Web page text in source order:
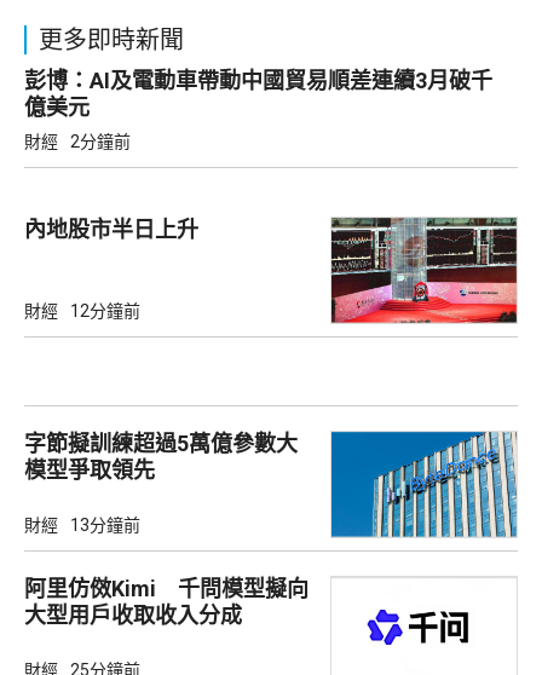
更多即時新聞
彭博：AI及電動車帶動中國貿易順差連續3月破千
億美元
財經 2分鐘前
內地股市半日上升
財經 12分鐘前
字節擬訓練超過5萬億參數大
模型爭取領先
財經 13分鐘前
阿里仿傚Kimi 千問模型擬向
大型用戶收取收入分成
財經 25分鐘前